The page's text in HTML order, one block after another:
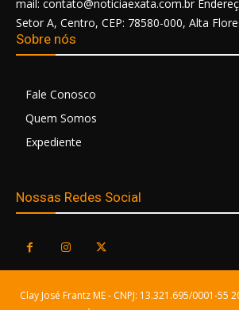
mail: contato@noticiaexata.com.br
Setor A, Centro, CEP: 78580-000, Alta
Sobre nós
Fale Conosco
Quem Somos
Expediente
Nossas Redes Social
Clay José Frantz ME - CNPJ: 13.321.695/0001-